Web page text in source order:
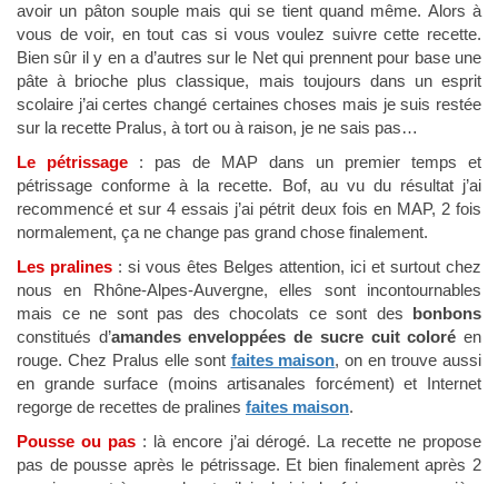
avoir un pâton souple mais qui se tient quand même. Alors à
vous de voir, en tout cas si vous voulez suivre cette recette.
Bien sûr il y en a d’autres sur le Net qui prennent pour base une
pâte à brioche plus classique, mais toujours dans un esprit
scolaire j’ai certes changé certaines choses mais je suis restée
sur la recette Pralus, à tort ou à raison, je ne sais pas…
Le pétrissage : pas de MAP dans un premier temps et
pétrissage conforme à la recette. Bof, au vu du résultat j’ai
recommencé et sur 4 essais j’ai pétrit deux fois en MAP, 2 fois
normalement, ça ne change pas grand chose finalement.
Les pralines : si vous êtes Belges attention, ici et surtout chez
nous en Rhône-Alpes-Auvergne, elles sont incontournables
mais ce ne sont pas des chocolats ce sont des bonbons
constitués d’amandes enveloppées de sucre cuit coloré en
rouge. Chez Pralus elle sont faites maison, on en trouve aussi
en grande surface (moins artisanales forcément) et Internet
regorge de recettes de pralines faites maison.
Pousse ou pas : là encore j’ai dérogé. La recette ne propose
pas de pousse après le pétrissage. Et bien finalement après 2